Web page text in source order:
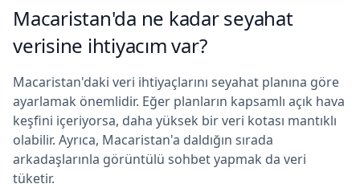
Macaristan'da ne kadar seyahat
verisine ihtiyacım var?
Macaristan'daki veri ihtiyaçlarını seyahat planına göre
ayarlamak önemlidir. Eğer planların kapsamlı açık hava
keşfini içeriyorsa, daha yüksek bir veri kotası mantıklı
olabilir. Ayrıca, Macaristan'a daldığın sırada
arkadaşlarınla görüntülü sohbet yapmak da veri
tüketir.